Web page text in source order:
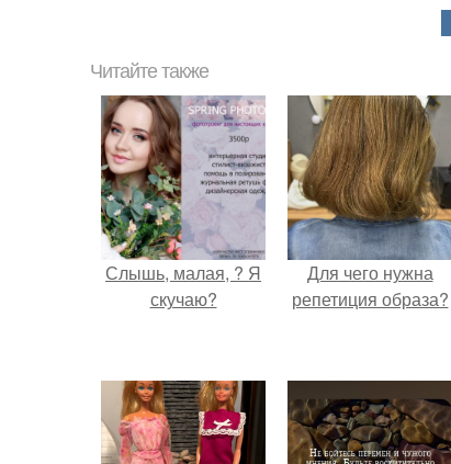
Читайте также
Слышь, малая, ? Я
скучаю?
Для чего нужна
репетиция образа?